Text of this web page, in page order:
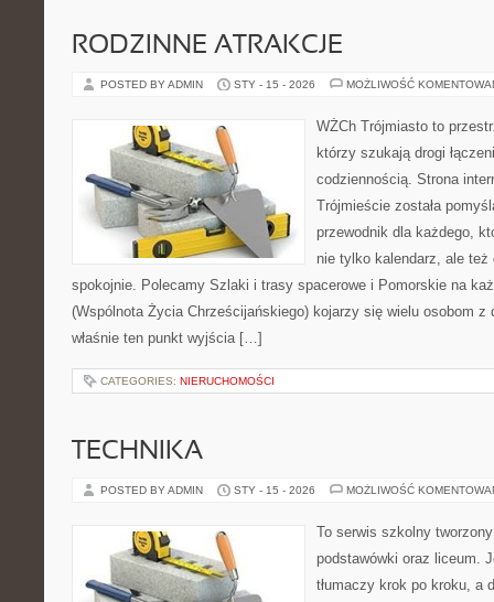
RODZINNE ATRAKCJE
POSTED BY ADMIN STY - 15 - 2026 MOŻLIWOŚĆ
WŻCh Trójmiasto to
którzy szukają drogi
codziennością. Strona
Trójmieście została
przewodnik dla każdego,
nie tylko kalendarz, ale
spokojnie. Polecamy Szlaki i trasy spacerowe i Pomorskie na
(Wspólnota Życia Chrześcijańskiego) kojarzy się wielu osobom z
właśnie ten punkt wyjścia […]
CATEGORIES: NIERUCHOMOŚCI
TECHNIKA
POSTED BY ADMIN STY - 15 - 2026 MOŻLIWOŚĆ
To serwis szkolny
podstawówki oraz liceum.
tłumaczy krok po kroku, a